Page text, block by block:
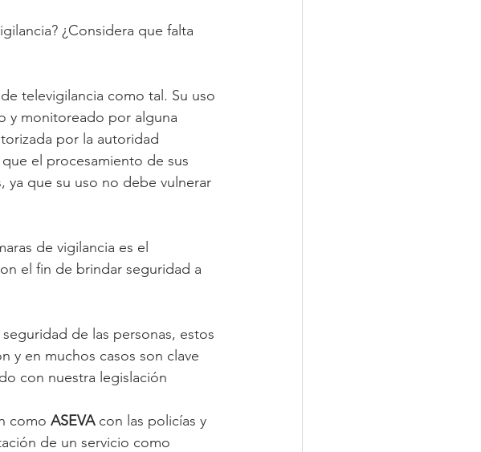
¿Considera que falta
televigilancia como tal. Su uso
y monitoreado por alguna
por la autoridad
el procesamiento de sus
ya que su uso no debe vulnerar
de vigilancia es el
el fin de brindar seguridad a
de las personas, estos
y en muchos casos son clave
con nuestra legislación
como ASEVA con las policías y
de un servicio como